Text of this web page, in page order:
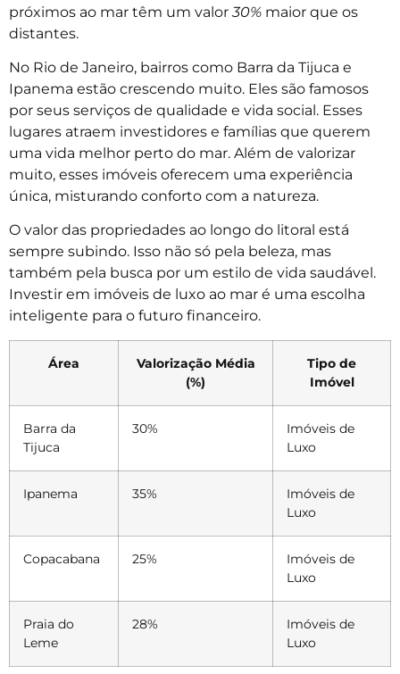
próximos ao mar têm um valor30% maior que os
distantes.
No Rio de Janeiro, bairros como Barra da Tijuca e
Ipanema estão crescendo muito. Eles são famosos
por seus serviços de qualidade e vida social. Esses
lugares atraem investidores e famílias que querem
uma vida melhor perto do mar. Além de valorizar
muito, esses imóveis oferecem uma experiência
única, misturando conforto com a natureza.
O valor das propriedades ao longo do litoral está
sempre subindo. Isso não só pela beleza, mas
também pela busca por um estilo de vida saudável.
Investir em imóveis de luxo ao mar é uma escolha
inteligente para o futuro financeiro.
Área
Valorização Média
(%)
Tipo de
Imóvel
Barra da
Tijuca
30%
Imóveis de
Luxo
Ipanema 35%
Imóveis de
Luxo
Copacabana 25%
Imóveis de
Luxo
Praia do
Leme
28%
Imóveis de
Luxo